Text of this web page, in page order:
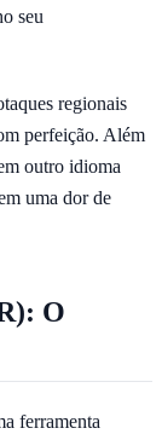
seu
regionais
perfeição. Além
outro idioma
uma dor de
O
ferramenta